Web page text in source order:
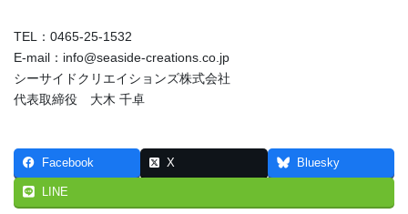
TEL：0465-25-1532
E-mail：info@seaside-creations.co.jp
シーサイドクリエイションズ株式会社
代表取締役 大木 千卓
Facebook X Bluesky
LINE